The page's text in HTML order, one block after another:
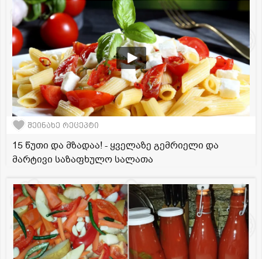
შეინახე რეცეპტი
15 წუთი და მზადაა! - ყველაზე გემრიელი და
მარტივი საზაფხულო სალათა